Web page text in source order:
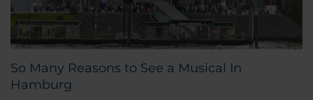
So Many Reasons to See a Musical In
Hamburg